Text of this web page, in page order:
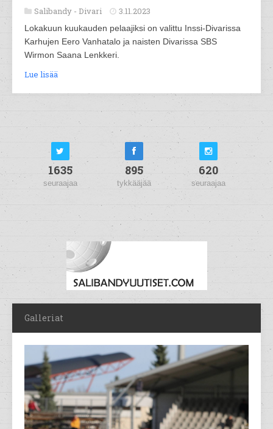
Salibandy - Divari 3.11.2023
Lokakuun kuukauden pelaajiksi on valittu Inssi-Divarissa
Karhujen Eero Vanhatalo ja naisten Divarissa SBS
Wirmon Saana Lenkkeri.
Lue lisää
1635
seuraajaa
895
tykkääjää
620
seuraajaa
Galleriat